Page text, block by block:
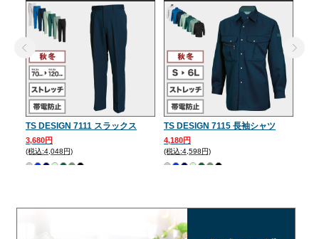
TS DESIGN 7111 スラックス
3,680円
(税込:4,048円)
TS DESIGN 7115 長袖シャツ
4,180円
(税込:4,598円)